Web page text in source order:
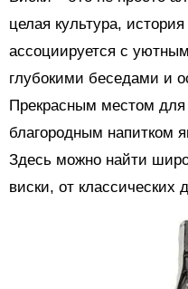
целая культура,
ассоциируется с
глубокими беседами и
Прекрасным местом для
благородным напитком
Здесь можно найти
виски, от классических